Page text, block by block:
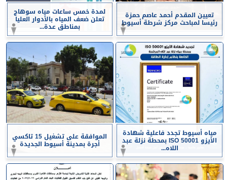
تعيين المقدم أحمد عاصم حمزة
رئيسا لمباحث مركز شرطة أسيوط
لمدة خمس ساعات مياه سوهاج
تعلن ضعف المياه بالأدوار العليا
بمناطق عدة...
مياه أسيوط تجدد فاعلية شهادة
الأيزو ISO 50001 بمحطة نزلة عبد
اللاه...
الموافقة على تشغيل 15 تاكسي
أجرة بمدينة أسيوط الجديدة